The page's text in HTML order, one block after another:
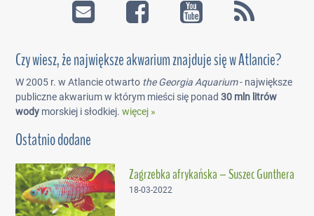
Czy wiesz, że największe akwarium znajduje się w Atlancie?
W 2005 r. w Atlancie otwarto the Georgia Aquarium- największe
publiczne akwarium w którym mieści się ponad30 mln litrów
wody morskiej i słodkiej.więcej »
Ostatnio dodane
Zagrzebka afrykańska – Suszec Gunthera
18-03-2022